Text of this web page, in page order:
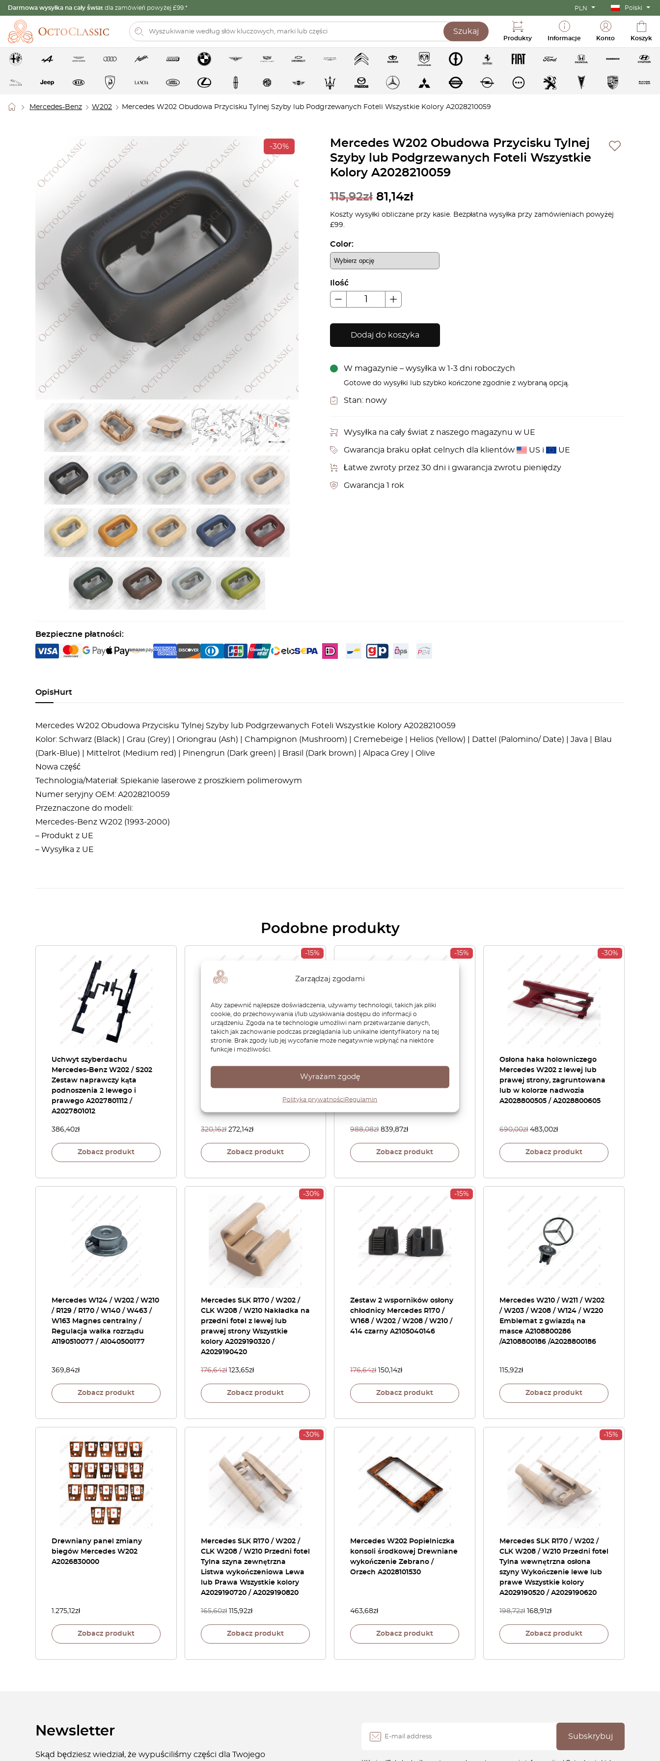
Zarządzaj zgodami
Aby zapewnić najlepsze doświadczenia, używamy technologii, takich jak pliki
cookie, do przechowywania i/lub uzyskiwania dostępu do informacji o
urządzeniu. Zgoda na te technologie umożliwi nam przetwarzanie danych,
takich jak zachowanie podczas przeglądania lub unikalne identyfikatory na tej
stronie. Brak zgody lub jej wycofanie może negatywnie wpłynąć na niektóre
funkcje i możliwości.
Wyrażam zgodę
Polityka prywatnościRegulamin
Darmowa wysyłka na cały świat dla zamówień powyżej £99.* PLN Polski
Szukaj
Produkty Informacje Konto Koszyk
Mercedes-Benz W202 Mercedes W202 Obudowa Przycisku Tylnej Szyby lub Podgrzewanych Foteli Wszystkie Kolory A2028210059
-30%
Mercedes W202 Obudowa Przycisku Tylnej
Szyby lub Podgrzewanych Foteli Wszystkie
Kolory A2028210059
115,92zł 81,14zł
Koszty wysyłki obliczane przy kasie. Bezpłatna wysyłka przy zamówieniach powyżej
£99.
Color:
Ilość
Dodaj do koszyka
W magazynie – wysyłka w 1-3 dni roboczych
Gotowe do wysyłki lub szybko kończone zgodnie z wybraną opcją.
Stan: nowy
Wysyłka na cały świat z naszego magazynu w UE
Gwarancja braku opłat celnych dla klientów US i UE
Łatwe zwroty przez 30 dni i gwarancja zwrotu pieniędzy
Gwarancja 1 rok
Bezpieczne płatności:
OpisHurt
Mercedes W202 Obudowa Przycisku Tylnej Szyby lub Podgrzewanych Foteli Wszystkie Kolory A2028210059
Kolor: Schwarz (Black) | Grau (Grey) | Oriongrau (Ash) | Champignon (Mushroom) | Cremebeige | Helios (Yellow) | Dattel (Palomino/ Date) | Java | Blau
(Dark-Blue) | Mittelrot (Medium red) | Pinengrun (Dark green) | Brasil (Dark brown) | Alpaca Grey | Olive
Nowa część
Technologia/Materiał: Spiekanie laserowe z proszkiem polimerowym
Numer seryjny OEM: A2028210059
Przeznaczone do modeli:
Mercedes-Benz W202 (1993-2000)
– Produkt z UE
– Wysyłka z UE
Podobne produkty
Uchwyt szyberdachu
Mercedes-Benz W202 / S202
Zestaw naprawczy kąta
podnoszenia 2 lewego i
prawego A2027801112 /
A2027801012
386,40zł
Zobacz produkt
-15%
zatrzask podłokietnika
320,16zł 272,14zł
Zobacz produkt
-15%
czarny A2026984130
A2026984630
988,08zł 839,87zł
Zobacz produkt
-30%
Osłona haka holowniczego
Mercedes W202 z lewej lub
prawej strony, zagruntowana
lub w kolorze nadwozia
A2028800505 / A2028800605
690,00zł 483,00zł
Zobacz produkt
Mercedes W124 / W202 / W210
/ R129 / R170 / W140 / W463 /
W163 Magnes centralny /
Regulacja wałka rozrządu
A1190510077 / A1040500177
369,84zł
Zobacz produkt
-30%
Mercedes SLK R170 / W202 /
CLK W208 / W210 Nakładka na
przedni fotel z lewej lub
prawej strony Wszystkie
kolory A2029190320 /
A2029190420
176,64zł 123,65zł
Zobacz produkt
-15%
Zestaw 2 wsporników osłony
chłodnicy Mercedes R170 /
W168 / W202 / W208 / W210 /
414 czarny A2105040146
176,64zł 150,14zł
Zobacz produkt
Mercedes W210 / W211 / W202
/ W203 / W208 / W124 / W220
Emblemat z gwiazdą na
masce A2108800286
/A2108800186 /A2028800186
115,92zł
Zobacz produkt
Drewniany panel zmiany
biegów Mercedes W202
A2026830000
1.275,12zł
Zobacz produkt
-30%
Mercedes SLK R170 / W202 /
CLK W208 / W210 Przedni fotel
Tylna szyna zewnętrzna
Listwa wykończeniowa Lewa
lub Prawa Wszystkie kolory
A2029190720 / A2029190820
165,60zł 115,92zł
Zobacz produkt
Mercedes W202 Popielniczka
konsoli środkowej Drewniane
wykończenie Zebrano /
Orzech A2028101530
463,68zł
Zobacz produkt
-15%
Mercedes SLK R170 / W202 /
CLK W208 / W210 Przedni fotel
Tylna wewnętrzna osłona
szyny Wykończenie lewe lub
prawe Wszystkie kolory
A2029190520 / A2029190620
198,72zł 168,91 zł
Zobacz produkt
Newsletter
Skąd będziesz wiedział, że wypuściliśmy części dla Twojego